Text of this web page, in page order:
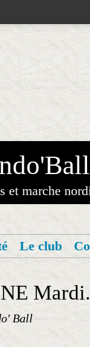
et marche
Le club
Ball